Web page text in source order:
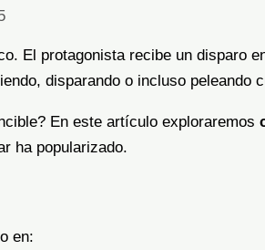
El protagonista recibe un disparo
disparando o incluso peleando
En este artículo exploraremos
ha popularizado.
en: